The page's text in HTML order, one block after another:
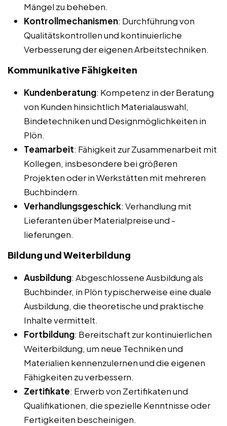
Mängel zu beheben.
Kontrollmechanismen: Durchführung von
Qualitätskontrollen und kontinuierliche
Verbesserung der eigenen Arbeitstechniken.
Kommunikative Fähigkeiten
Kundenberatung: Kompetenz in der Beratung
von Kunden hinsichtlich Materialauswahl,
Bindetechniken und Designmöglichkeiten in
Plön.
Teamarbeit: Fähigkeit zur Zusammenarbeit mit
Kollegen, insbesondere bei größeren
Projekten oder in Werkstätten mit mehreren
Buchbindern.
Verhandlungsgeschick: Verhandlung mit
Lieferanten über Materialpreise und -
lieferungen.
Bildung und Weiterbildung
Ausbildung: Abgeschlossene Ausbildung als
Buchbinder, in Plön typischerweise eine duale
Ausbildung, die theoretische und praktische
Inhalte vermittelt.
Fortbildung: Bereitschaft zur kontinuierlichen
Weiterbildung, um neue Techniken und
Materialien kennenzulernen und die eigenen
Fähigkeiten zu verbessern.
Zertifikate: Erwerb von Zertifikaten und
Qualifikationen, die spezielle Kenntnisse oder
Fertigkeiten bescheinigen.